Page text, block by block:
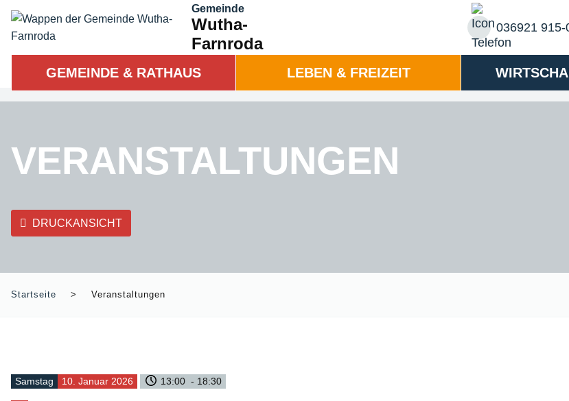
Gemeinde
Wutha-
Farnroda
036921 915-
GEMEINDE & RATHAUS LEBEN & FREIZEIT
VERANSTALTUNGEN
DRUCKANSICHT
Startseite Veranstaltungen
Samstag 10. Januar 2026 13:00 - 18:30